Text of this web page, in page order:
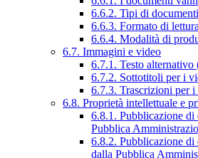
6.6.2. Tipi di documenti
6.6.3. Formato di
6.6.4. Modalità di
6.7. Immagini e video
6.7.1. Testo
6.7.2. Sottotitoli per i
6.7.3. Trascrizioni per i
6.8. Proprietà intellettuale e
6.8.1. Pubblicazione
Pubblica
6.8.2. Pubblicazione
dalla Pubblica